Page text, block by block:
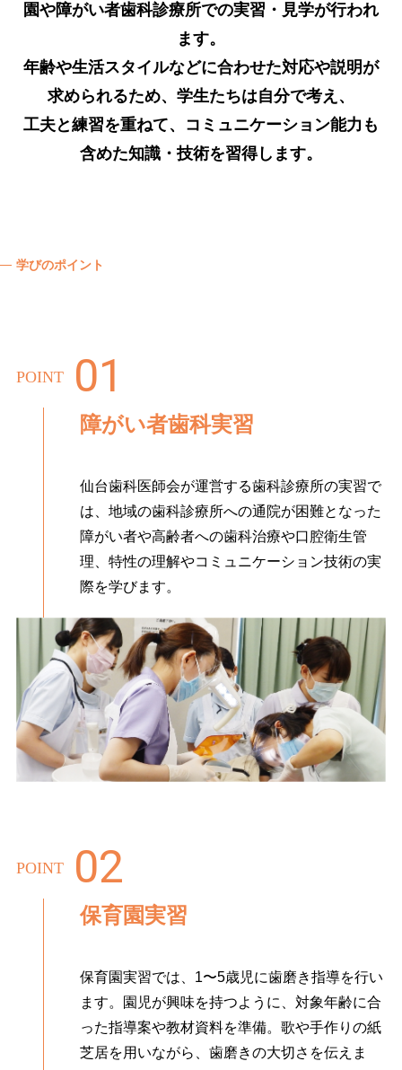
園や障がい者歯科診療所での実習・見学が行われ
ます。
年齢や生活スタイルなどに合わせた対応や説明が
求められるため、学生たちは自分で考え、
工夫と練習を重ねて、コミュニケーション能力も
含めた知識・技術を習得します。
学びのポイント
POINT
障がい者歯科実習
仙台歯科医師会が運営する歯科診療所の実習で
は、地域の歯科診療所への通院が困難となった
障がい者や高齢者への歯科治療や口腔衛生管
理、特性の理解やコミュニケーション技術の実
際を学びます。
POINT
保育園実習
保育園実習では、1〜5歳児に歯磨き指導を行い
ます。園児が興味を持つように、対象年齢に合
った指導案や教材資料を準備。歌や手作りの紙
芝居を用いながら、歯磨きの大切さを伝えま